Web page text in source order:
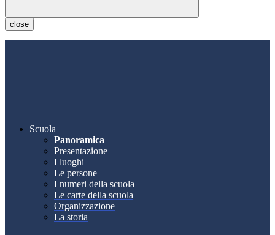
close
Scuola
Panoramica
Presentazione
I luoghi
Le persone
I numeri della scuola
Le carte della scuola
Organizzazione
La storia